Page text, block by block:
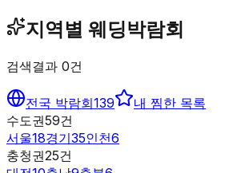
지역별 웨딩박람회
검색결과 0건
전국 박람회139
내 찜한 목록
수도권59건
서울18경기35인천6
충청권25건